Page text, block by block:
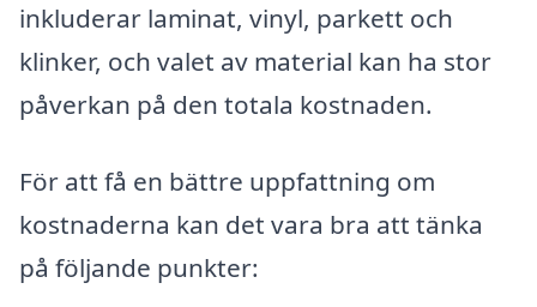
inkluderar laminat, vinyl, parkett och
klinker, och valet av material kan ha stor
påverkan på den totala kostnaden.
För att få en bättre uppfattning om
kostnaderna kan det vara bra att tänka
på följande punkter: